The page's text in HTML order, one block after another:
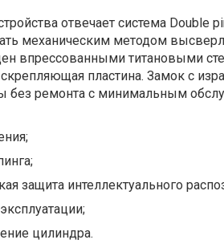
отвечает система Double
механическим методом
впрессованными титановыми
пластина. Замок с
без ремонта с минимальным
защита интеллектуального
цилиндра.